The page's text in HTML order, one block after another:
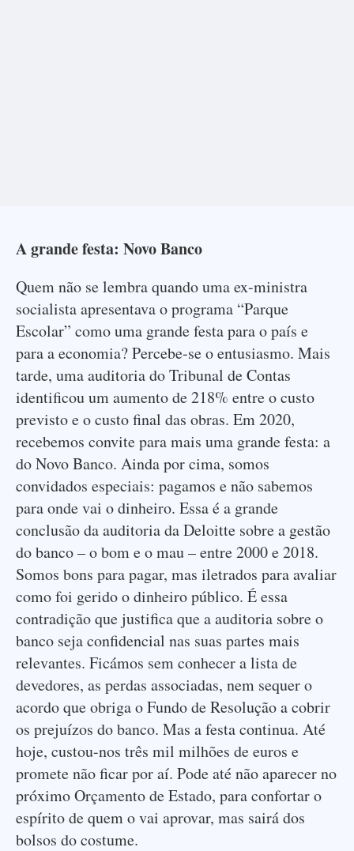
A grande festa: Novo Banco
Quem não se lembra quando uma ex-ministra
socialista apresentava o programa “Parque
Escolar” como uma grande festa para o país e
para a economia? Percebe-se o entusiasmo. Mais
tarde, uma auditoria do Tribunal de Contas
identificou um aumento de 218% entre o custo
previsto e o custo final das obras. Em 2020,
recebemos convite para mais uma grande festa: a
do Novo Banco. Ainda por cima, somos
convidados especiais: pagamos e não sabemos
para onde vai o dinheiro. Essa é a grande
conclusão da auditoria da Deloitte sobre a gestão
do banco – o bom e o mau – entre 2000 e 2018.
Somos bons para pagar, mas iletrados para avaliar
como foi gerido o dinheiro público. É essa
contradição que justifica que a auditoria sobre o
banco seja confidencial nas suas partes mais
relevantes. Ficámos sem conhecer a lista de
devedores, as perdas associadas, nem sequer o
acordo que obriga o Fundo de Resolução a cobrir
os prejuízos do banco. Mas a festa continua. Até
hoje, custou-nos três mil milhões de euros e
promete não ficar por aí. Pode até não aparecer no
próximo Orçamento de Estado, para confortar o
espírito de quem o vai aprovar, mas sairá dos
bolsos do costume.